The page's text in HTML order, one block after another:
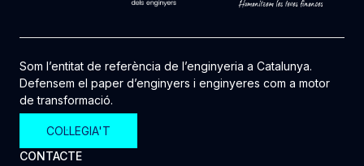
Som l’entitat de referència de l’enginyeria a Catalunya.
Defensem el paper d’enginyers i enginyeres com a motor
de transformació.
COL·LEGIA'T
CONTACTE